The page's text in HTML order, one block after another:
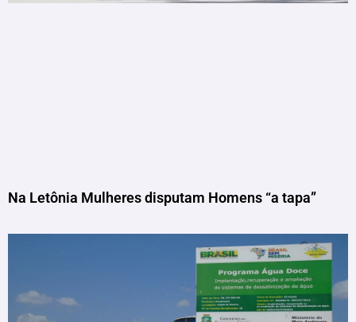
Na Letônia Mulheres disputam Homens “a tapa”